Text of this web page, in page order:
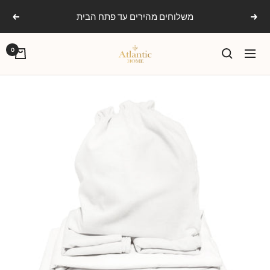
content
הקודם משלוחים מהירים עד פתח הבית הבא
ניווט
אטלנטיק
0